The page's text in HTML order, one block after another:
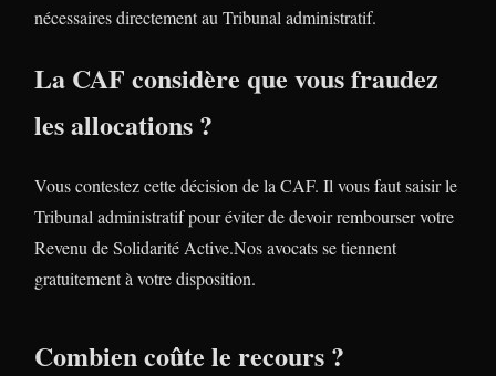
nécessaires directement au Tribunal administratif.
La CAF considère que vous fraudez
les allocations ?
Vous contestez cette décision de la CAF. Il vous faut saisir le
Tribunal administratif pour éviter de devoir rembourser votre
Revenu de Solidarité Active.Nos avocats se tiennent
gratuitement à votre disposition.
Combien coûte le recours ?